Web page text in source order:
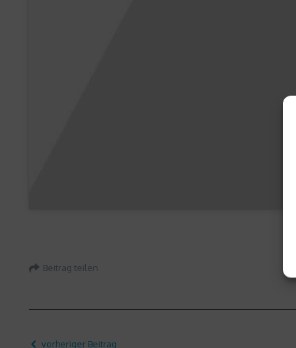
Beitrag teilen
vorheriger Beitrag